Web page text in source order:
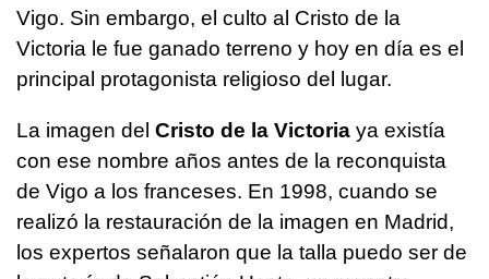
Vigo. Sin embargo, el culto al Cristo de la
Victoria le fue ganado terreno y hoy en día es el
principal protagonista religioso del lugar.
La imagen del Cristo de la Victoria ya existía
con ese nombre años antes de la reconquista
de Vigo a los franceses. En 1998, cuando se
realizó la restauración de la imagen en Madrid,
los expertos señalaron que la talla puedo ser de